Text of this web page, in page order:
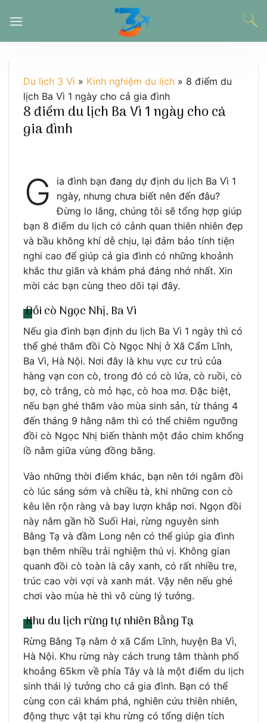
đến
Du lịch 3 Vì » Kinh nghiệm du lịch » 8 điểm du
lịch Ba Vì 1 ngày cho cả gia đình
8 điểm du lịch Ba Vì 1 ngày cho cả
gia đình
G
ia đình bạn đang dự định du lịch Ba Vì 1
ngày, nhưng chưa biết nên đến đâu?
Đừng lo lắng, chúng tôi sẽ tổng hợp giúp
bạn 8 điểm du lịch có cảnh quan thiên nhiên đẹp
và bầu không khí dễ chịu, lại đảm bảo tính tiện
nghi cao để giúp cả gia đình có những khoảnh
khắc thư giãn và khám phá đáng nhớ nhất. Xin
mời các bạn cùng theo dõi tại đây.
Đồi cò Ngọc Nhị, Ba Vì
Nếu gia đình bạn định du lịch Ba Vì 1 ngày thì có
thể ghé thăm đồi Cò Ngọc Nhị ở Xã Cẩm Lĩnh,
Ba Vì, Hà Nội. Nơi đây là khu vực cư trú của
hàng vạn con cò, trong đó có cò lửa, cò ruồi, cò
bợ, cò trắng, cò mỏ hạc, cò hoa mơ. Đặc biệt,
nếu bạn ghé thăm vào mùa sinh sản, từ tháng 4
đến tháng 9 hằng năm thì có thể chiêm ngưỡng
đồi cò Ngọc Nhị biến thành một đảo chim khổng
lồ nằm giữa vùng đồng bằng.
Vào những thời điểm khác, bạn nên tới ngắm đồi
cò lúc sáng sớm và chiều tà, khi những con cò
kêu lên rộn ràng và bay lượn khắp nơi. Ngọn đồi
này nằm gần hồ Suối Hai, rừng nguyên sinh
Bằng Tạ và đầm Long nên có thể giúp gia đình
bạn thêm nhiều trải nghiệm thú vị. Không gian
quanh đồi cò toàn là cây xanh, có rất nhiều tre,
trúc cao vời vợi và xanh mát. Vậy nên nếu ghé
chơi vào mùa hè thì vô cùng lý tưởng.
Khu du lịch rừng tự nhiên Bằng Tạ
Rừng Bằng Tạ nằm ở xã Cẩm Lĩnh, huyện Ba Vì,
Hà Nội. Khu rừng này cách trung tâm thành phố
khoảng 65km về phía Tây và là một điểm du lịch
sinh thái lý tưởng cho cả gia đình. Bạn có thể
cùng con cái khám phá, nghiên cứu thiên nhiên,
động thực vật tại khu rừng có tổng diện tích